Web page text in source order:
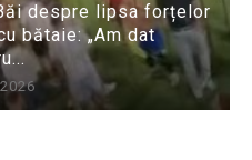
despre lipsa forțelor
bătaie: „Am dat